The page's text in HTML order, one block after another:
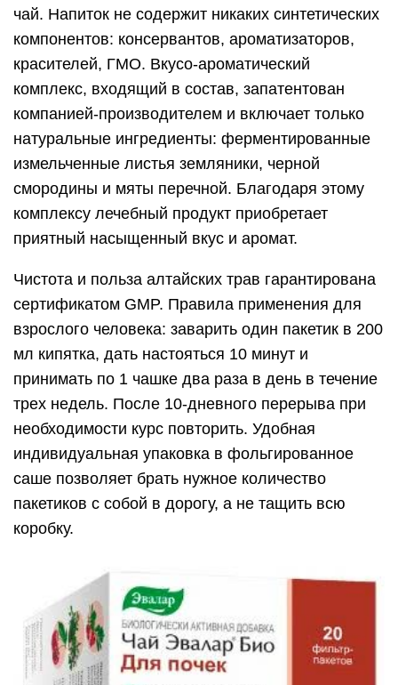
чай. Напиток не содержит никаких синтетических
компонентов: консервантов, ароматизаторов,
красителей, ГМО. Вкусо-ароматический
комплекс, входящий в состав, запатентован
компанией-производителем и включает только
натуральные ингредиенты: ферментированные
измельченные листья земляники, черной
смородины и мяты перечной. Благодаря этому
комплексу лечебный продукт приобретает
приятный насыщенный вкус и аромат.
Чистота и польза алтайских трав гарантирована
сертификатом GMP. Правила применения для
взрослого человека: заварить один пакетик в 200
мл кипятка, дать настояться 10 минут и
принимать по 1 чашке два раза в день в течение
трех недель. После 10-дневного перерыва при
необходимости курс повторить. Удобная
индивидуальная упаковка в фольгированное
саше позволяет брать нужное количество
пакетиков с собой в дорогу, а не тащить всю
коробку.